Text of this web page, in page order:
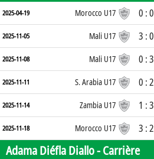
2025-04-19 Morocco U17 0 : 0
2025-11-05 Mali U17 3 : 0
2025-11-08 Mali U17 0 : 3
2025-11-11 S. Arabia U17 0 : 2
2025-11-14 Zambia U17 1 : 3
2025-11-18 Morocco U17 3 : 2
Adama Diéfla Diallo -Carrière